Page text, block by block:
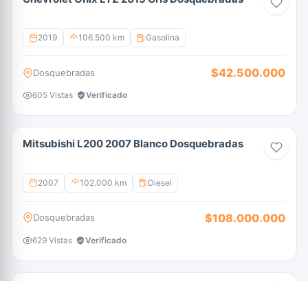
2019 106.500 km Gasolina
Dosquebradas $42.500.000
605 Vistas Verificado
Mitsubishi L200 2007 Blanco Dosquebradas
2007 102.000 km Diesel
Dosquebradas $108.000.000
629 Vistas Verificado